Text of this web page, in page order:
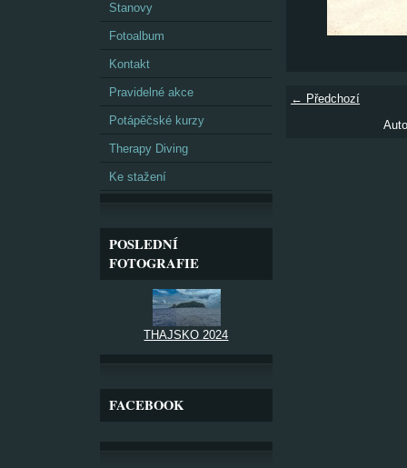
Stanovy
Fotoalbum
Kontakt
Pravidelné akce
Potápěčské kurzy
Therapy Diving
Ke stažení
POSLEDNÍ
FOTOGRAFIE
THAJSKO 2024
FACEBOOK
← Předchozí